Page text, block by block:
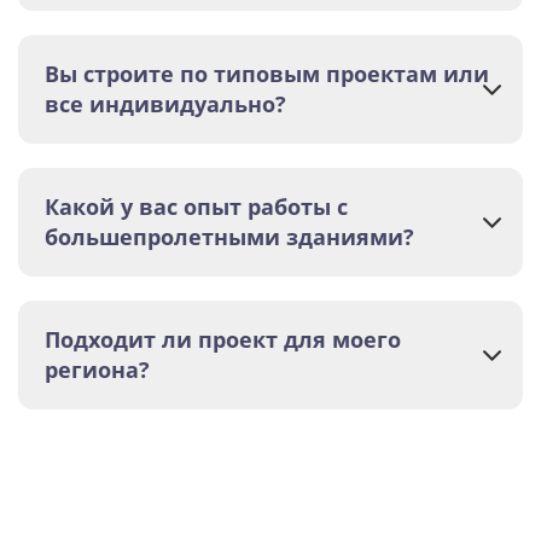
Вы строите по типовым проектам или
все индивидуально?
Какой у вас опыт работы с
большепролетными зданиями?
Подходит ли проект для моего
региона?